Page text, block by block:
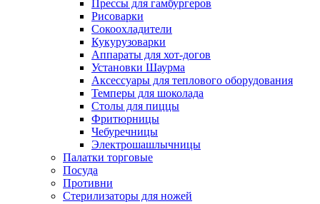
Прессы для гамбургеров
Рисоварки
Сокоохладители
Кукурузоварки
Аппараты для хот-догов
Установки Шаурма
Аксессуары для теплового оборудования
Темперы для шоколада
Столы для пиццы
Фритюрницы
Чебуречницы
Электрошашлычницы
Палатки торговые
Посуда
Противни
Стерилизаторы для ножей